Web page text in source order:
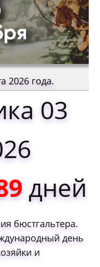
2026 года.
03
дней
бюстгальтера.
день
и